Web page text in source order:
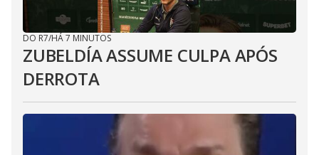
DO R7/HÁ 7 MINUTOS
ZUBELDÍA ASSUME CULPA APÓS
DERROTA